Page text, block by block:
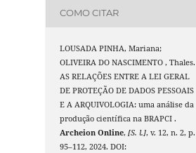
COMO CITAR
LOUSADA PINHA, Mariana;
OLIVEIRA DO NASCIMENTO , Thales.
AS RELAÇÕES ENTRE A LEI GERAL
DE PROTEÇÃO DE DADOS PESSOAIS
E A ARQUIVOLOGIA: uma análise da
produção científica na BRAPCI .
Archeion Online,[S. l.], v. 12, n. 2, p.
95–112, 2024. DOI: